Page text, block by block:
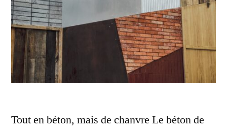
Tout en béton, mais de chanvre Le béton de